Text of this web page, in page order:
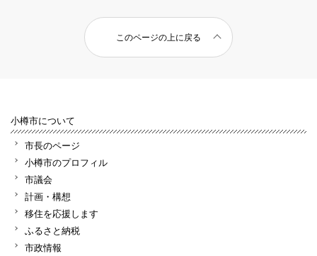
このページの上に戻る
小樽市について
市長のページ
小樽市のプロフィル
市議会
計画・構想
移住を応援します
ふるさと納税
市政情報